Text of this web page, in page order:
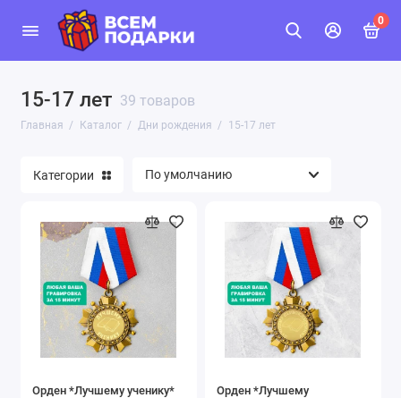
0
15-17 лет 39 товаров
Главная Каталог Дни рождения 15-17 лет
Категории
Орден *Лучшему ученику*
Орден *Лучшему